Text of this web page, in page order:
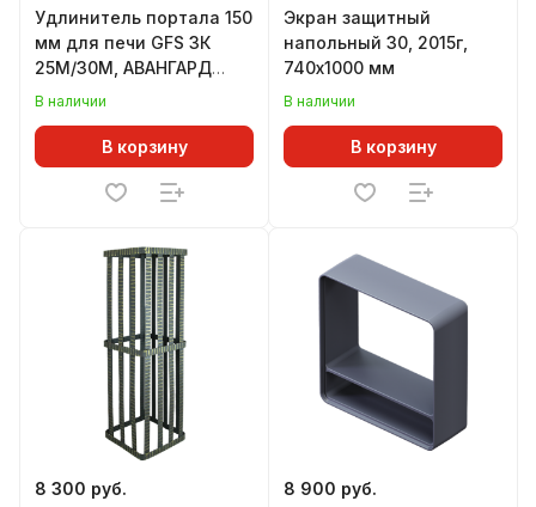
Удлинитель портала 150
мм для печи GFS ЗК
25М/30М, АВАНГАРД
24М/25М
В наличии
В корзину
Экран защитный
напольный 30, 2015г,
740х1000 мм
В наличии
В корзину
8 300 руб.
8 900 руб.